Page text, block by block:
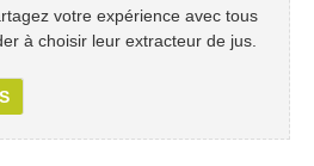
votre expérience avec tous
à choisir leur extracteur de jus.